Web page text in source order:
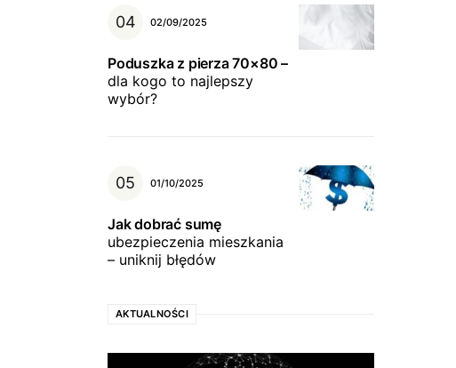
02/09/2025
Poduszka z pierza 70×80 –
dla kogo to najlepszy
wybór?
01/10/2025
Jak dobrać sumę
ubezpieczenia mieszkania
– uniknij błędów
AKTUALNOŚCI